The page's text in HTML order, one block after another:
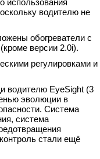
использования
водителю не
обогреватели с
версии 2.0i).
регулировками и
водителю EyeSight (3
эволюции в
Система
система
стали ещё